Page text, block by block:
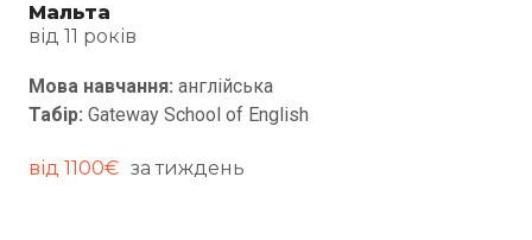
Мальта
від 11 років
Мова навчання: англійська
Табір: Gateway School of English
від 1100€ за тиждень